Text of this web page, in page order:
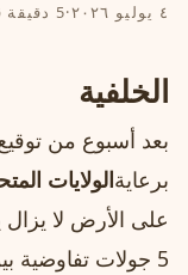
٤ يوليو ٢٠٢٦ ·5 دقيقة قراءة
الخلفية
بعد أسبوع من توقيع
برعايةالولايات
على الأرض لا
5 جولات تفاوضية